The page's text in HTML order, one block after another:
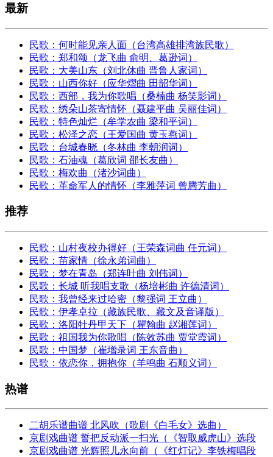
最新
民歌：何时能见亲人面（台湾高雄排湾族民歌）
民歌：郑和颂（龙飞曲 俞明、葛逊词）
民歌：大美山东（刘北休曲 晋鲁人家词）
民歌：山西你好（应华熠曲 田韶华词）
民歌：西部，我为你歌唱（桑楠曲 杨笑影词）
民歌：绣朵山茶寄情怀（聂建平曲 吴丽佳词）
民歌：特色灿烂（牟学农曲 梁和平词）
民歌：松泽之恋（王爱国曲 黄玉燕词）
民歌：台城春晓（冬林曲 李朝润词）
民歌：石油魂（葛欣词 邵长友曲）
民歌：梅欢曲（渚沙词曲）
民歌：革命军人的情怀（李雅萍词 曾腾芳曲）
推荐
民歌：山村夜校办得好（王荣森词曲 任元词）
民歌：苗家情（徐永弟词曲）
民歌：梦在青岛（郑连叶曲 刘伟词）
民歌：长城 听我唱支歌（杨培彬曲 许德清词）
民歌：我曾经来过哈密（黎强词 王立曲）
民歌：伊孝卓拉（藏族民歌、藏文及音译版）
民歌：洛阳牡丹甲天下（瞿翰曲 赵湘莲词）
民歌：祖国我为你歌唱（陈效苏曲 贾堂霞词）
民歌：中国梦（崔增录词 王东音曲）
民歌：依恋你，拥抱你（羊鸣曲 石顺义词）
热谱
二胡乐谱曲谱 北风吹（歌剧《白毛女》选曲）
京剧戏曲谱 誓把反动派一扫光（《智取威虎山》选段
京剧戏曲谱 光辉照儿永向前（《红灯记》李铁梅唱段